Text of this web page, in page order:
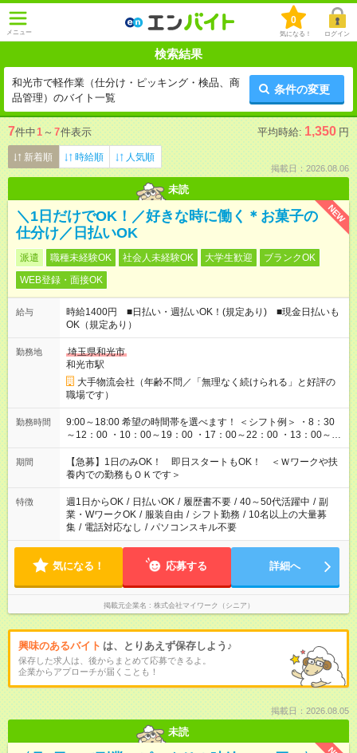
メニュー
0
気になる！ ログイン
検索結果
和光市で軽作業（仕分け・ピッキング・検品、商
品管理）のバイト一覧
条件の変更
7件中1 ～ 7件表示 平均時給: 1,350 円
新着順 時給順 人気順
掲載日：2026.08.06
未読
NEW
＼1日だけでOK！／好きな時に働く＊お菓子の
仕分け／日払いOK
派遣 職種未経験OK 社会人未経験OK 大学生歓迎
ブランクOK
WEB登録・面接OK
給与
時給1400円 ■日払い・週払いOK！(規定あり) ■現金日払いも
OK（規定あり）
勤務地
埼玉県和光市
和光市駅
大手物流会社（年齢不問／「無理なく続けられる」と好評の
職場です）
勤務時間
9:00～18:00 希望の時間帯を選べます！ ＜シフト例＞ ・8：30
～12：00 ・10：00～19：00 ・17：00～22：00 ・13：00～
22：00 ・22：00～翌6：00 など
期間
【急募】1日のみOK！ 即日スタートもOK！ ＜Ｗワークや扶
養内での勤務もＯＫです＞
特徴 週1日からOK / 日払いOK / 履歴書不要 / 40～50代活躍中 / 副
業・WワークOK / 服装自由 / シフト勤務 / 10名以上の大量募
集 / 電話対応なし / パソコンスキル不要
気になる！ 応募する 詳細へ
掲載元企業名 株式会社マイワーク（シニア）
興味のあるバイト は、とりあえず保存しよう♪
保存した求人は、後からまとめて応募できるよ。
企業からアプローチが届くことも！
掲載日：2026.08.05
未読